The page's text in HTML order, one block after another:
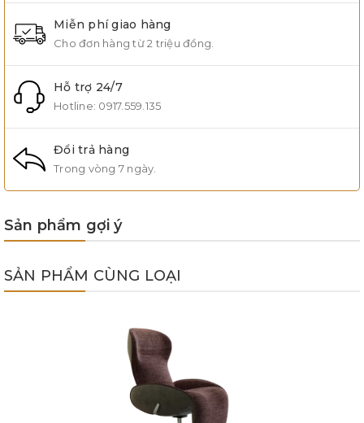
Miễn phí giao hàng
Cho đơn hàng từ 2 triệu đồng.
Hỗ trợ 24/7
Hotline: 0917.559.135
Đổi trả hàng
Trong vòng 7 ngày.
Sản phẩm gợi ý
SẢN PHẨM CÙNG LOẠI